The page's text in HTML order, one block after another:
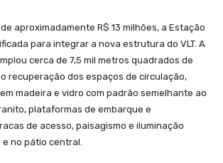
aproximadamente R$ 13 milhões, a Estação
para integrar a nova estrutura do VLT. A
cerca de 7,5 mil metros quadrados de
recuperação dos espaços de circulação,
madeira e vidro com padrão semelhante ao
plataformas de embarque e
de acesso, paisagismo e iluminação
no pátio central.